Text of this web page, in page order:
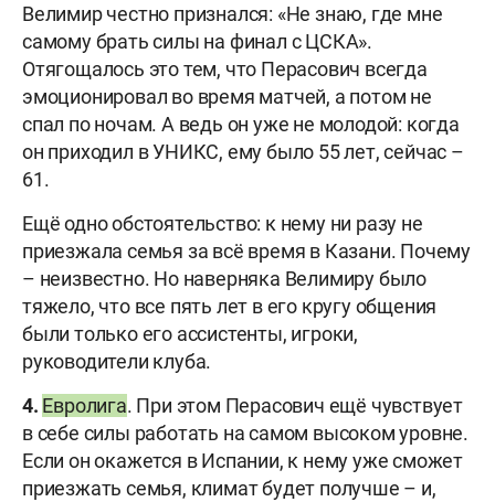
Велимир честно признался: «Не знаю, где мне
самому брать силы на финал с ЦСКА».
Отягощалось это тем, что Перасович всегда
эмоционировал во время матчей, а потом не
спал по ночам. А ведь он уже не молодой: когда
он приходил в УНИКС, ему было 55 лет, сейчас –
61.
Ещё одно обстоятельство: к нему ни разу не
приезжала семья за всё время в Казани. Почему
– неизвестно. Но наверняка Велимиру было
тяжело, что все пять лет в его кругу общения
были только его ассистенты, игроки,
руководители клуба.
4. Евролига. При этом Перасович ещё чувствует
в себе силы работать на самом высоком уровне.
Если он окажется в Испании, к нему уже сможет
приезжать семья, климат будет получше – и,